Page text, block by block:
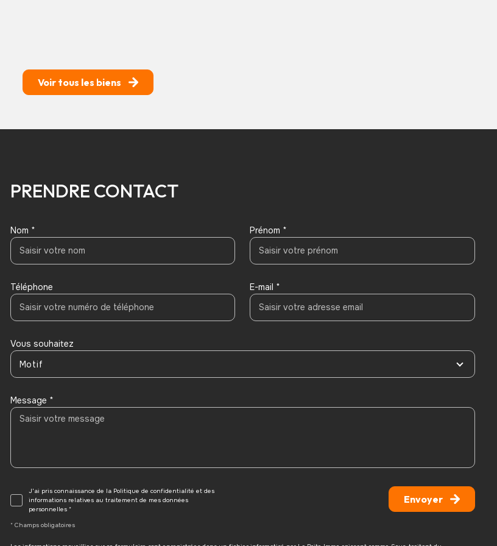
Voir tous les biens
PRENDRE CONTACT
Nom * Prénom *
Téléphone E-mail *
Vous souhaitez
Motif
Message *
J'ai pris connaissance de la Politique de confidentialité et des
informations relatives au traitement de mes données
personnelles *
* Champs obligatoires
Envoyer